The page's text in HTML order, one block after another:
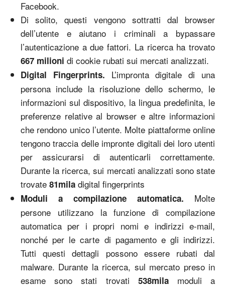
Facebook.
Di solito, questi vengono sottratti dal browser
dell’utente e aiutano i criminali a bypassare
l’autenticazione a due fattori. La ricerca ha trovato
667 milioni di cookie rubati sui mercati analizzati.
Digital Fingerprints. L’impronta digitale di una
persona include la risoluzione dello schermo, le
informazioni sul dispositivo, la lingua predefinita, le
preferenze relative al browser e altre informazioni
che rendono unico l’utente. Molte piattaforme online
tengono traccia delle impronte digitali dei loro utenti
per assicurarsi di autenticarli correttamente.
Durante la ricerca, sui mercati analizzati sono state
trovate 81mila digital fingerprints
Moduli a compilazione automatica. Molte
persone utilizzano la funzione di compilazione
automatica per i propri nomi e indirizzi e-mail,
nonché per le carte di pagamento e gli indirizzi.
Tutti questi dettagli possono essere rubati dal
malware. Durante la ricerca, sul mercato preso in
esame sono stati trovati 538milamoduli a